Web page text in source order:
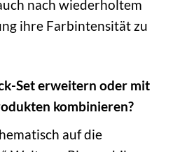
nach wiederholtem
ihre Farbintensität zu
Set erweitern oder mit
kombinieren?
auf die